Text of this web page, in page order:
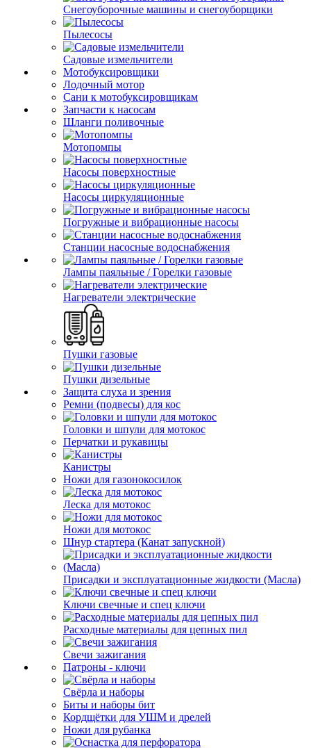
Снегоуборочные машины и снегоуборщики
Пылесосы
Садовые измельчители
Мотобуксировщики
Лодочный мотор
Сани к мотобуксировщикам
Запчасти к насосам
Шланги поливочные
Мотопомпы
Насосы поверхностные
Насосы циркуляционные
Погружные и вибрационные насосы
Станции насосные водоснабжения
Лампы паяльные / Горелки газовые
Нагреватели электрические
Пушки газовые
Пушки дизельные
Защита слуха и зрения
Ремни (подвесы) для кос
Головки и шпули для мотокос
Перчатки и рукавицы
Канистры
Ножи для газонокосилок
Леска для мотокос
Ножи для мотокос
Шнур стартера (Канат запускной)
Присадки и эксплуатационные жидкости (Масла)
Ключи свечные и спец ключи
Расходные материалы для цепных пил
Свечи зажигания
Патроны - ключи
Свёрла и наборы
Биты и наборы бит
Кордщётки для УШМ и дрелей
Ножи для рубанка